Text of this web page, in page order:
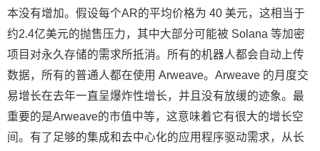
本没有增加。假设每个AR的平均价格为 40 美元，这相当于
约2.4亿美元的抛售压力，其中大部分可能被 Solana 等加密
项目对永久存储的需求所抵消。所有的机器人都会自动上传
数据，所有的普通人都在使用 Arweave。Arweave 的月度交
易增长在去年一直呈爆炸性增长，并且没有放缓的迹象。最
重要的是Arweave的市值中等，这意味着它有很大的增长空
间。有了足够的集成和去中心化的应用程序驱动需求，从长